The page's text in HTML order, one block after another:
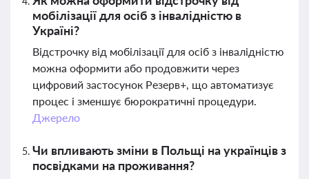
мобілізації для осіб з інвалідністю в
Україні?
Відстрочку від мобілізації для осіб з інвалідністю
можна оформити або продовжити через
цифровий застосунок Резерв+, що автоматизує
процес і зменшує бюрократичні процедури.
Джерело
Чи впливають зміни в Польщі на українців з
посвідками на проживання?